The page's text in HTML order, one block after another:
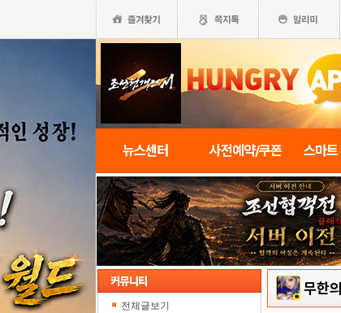
뉴스센터 사전예약/쿠폰 스마트
전체글보기
무한